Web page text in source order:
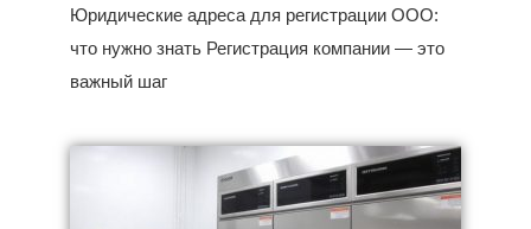
Юридические адреса для регистрации ООО:
что нужно знать Регистрация компании — это
важный шаг